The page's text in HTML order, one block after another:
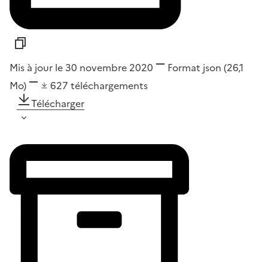
Mis à jour le 30 novembre 2020 Format json (26,1
Mo)
627 téléchargements
Télécharger